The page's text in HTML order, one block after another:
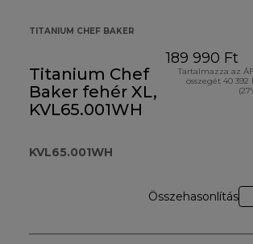
TITANIUM CHEF BAKER
Titanium Chef
Baker fehér XL,
KVL65.001WH
KVL65.001WH
189 990 Ft
Tartalmazza az
összegét 40 392
Összehasonlítás